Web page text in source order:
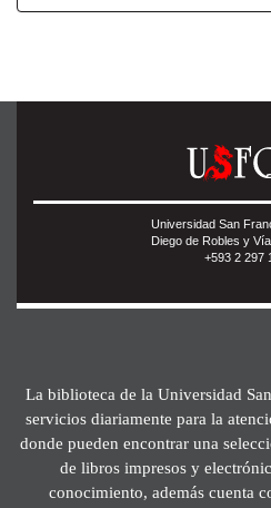
Universidad San
Diego de Robles y
+593 2 297
La biblioteca de la Universidad
servicios diariamente para la
donde pueden encontrar una
de libros impresos y
conocimiento, además cuenta